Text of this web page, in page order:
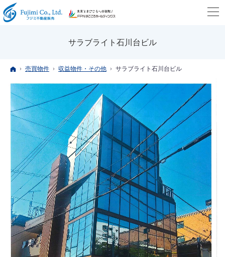
サラブライト石川台ビル
ホーム
売買物件 収益物件・その他 サラブライト石川台ビル